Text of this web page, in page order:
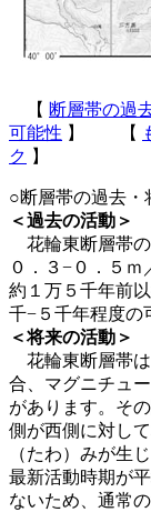
【 断層帯の過
可能性 】 【
ク 】
○断層帯の過去・
＜過去の活動＞
花輪東断層帯の
０．３−０．５
約１万５千年前
千−５千年程度の
＜将来の活動＞
花輪東断層帯は
合、マグニチュ
があります。そ
側が西側に対し
（たわ）みが生
最新活動時期が
ないため、通常